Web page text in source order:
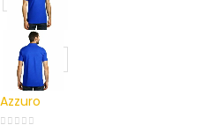
Azzuro